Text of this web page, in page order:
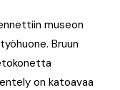
museon
Bruun
on katoavaa